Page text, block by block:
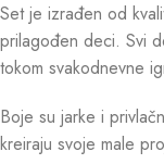
Set je izrađen od
prilagođen deci. Svi
tokom svakodnevne
Boje su jarke i
kreiraju svoje male